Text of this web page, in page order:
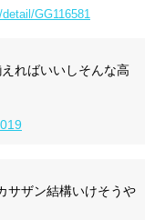
GG116581
ればいいしそんな高
サザン結構いけそうや